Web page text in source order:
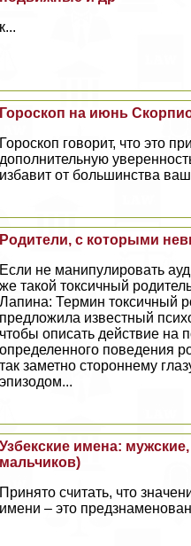
к...
Гороскоп на июнь
Гороскоп говорит, что это
дополнительную
избавит от большинства
Родители, с которыми
Если не манипулировать
же такой токсичный
Лапина: Термин токсичный
предложила известный
чтобы описать действие на
определенного поведения
так заметно стороннему
эпизодом...
Узбекские имена:
мальчиков)
Принято считать, что
имени – это